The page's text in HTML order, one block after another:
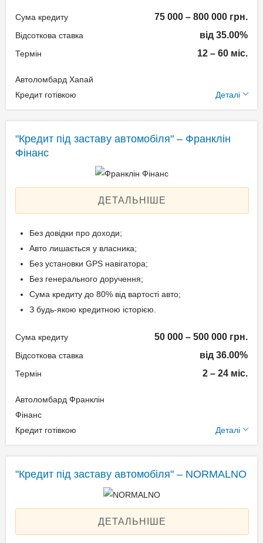
підтвердження доходу
авто;
Вік позичальника
від 18 до 65
Сума кредиту 75 000 – 800 000 грн.
Відсоткова ставка від 35.00%
Термін 12 – 60 міс.
Автоломбард Хапай
Кредит готівкою
Деталі
Одноразова комісія: 1,5%
Щомісячна комісія: 0.00%
Дострокове погашення:
Дострокове без штрафів
Документи та
підтвердження доходу
Паспорт;
(РНОКПП);
Свідоцтво про реєстрацію
транспортного засобу.
"Кредит під заставу автомобіля" – Франклін
Фінанс
ДЕТАЛЬНІШЕ
Без довідки про доходи;
Авто лишається у власника;
Без установки GPS навігатора;
Без генерального доручення;
Сума кредиту до 80% від вартості авто;
З будь-якою кредитною історією.
Сума кредиту 50 000 – 500 000 грн.
Відсоткова ставка від 36.00%
Термін 2 – 24 міс.
Автоломбард Франклін
Фінанс
Кредит готівкою
Деталі
Нотаріальне оформлення
по тарифам нотаріуса
Застава: Автотранспорт
Спосіб погашення:
"Кредит під заставу автомобіля" – NORMALNO
ДЕТАЛЬНІШЕ